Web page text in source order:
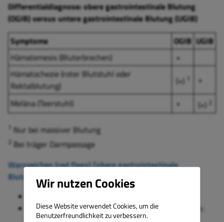
Differentialdiagnose: obere gastrointestinale Blutung
(OGIB) versus untere gastrointestinale Blutung (UGIB)
Symptome
OGIB UGIB
Hämatemesis (Bluterbrechen)
+
Hämatochezie (roter Blutstuhl oder
Rektalblutung)
(+)
+
Meläna (Teerstuhl)
+ (+) 2
Nur bei massiver Blutung
2 Bei träger Darmpassage
Warnzeichen (red flags) [obere gastrointestinale
Blutung/Magendarmblutung]
Blut unverfärbt hellrot und schaumig→ denken an:
Wir nutzen Cookies
Diese Website verwendet Cookies, um die
Benutzerfreundlichkeit zu verbessern.